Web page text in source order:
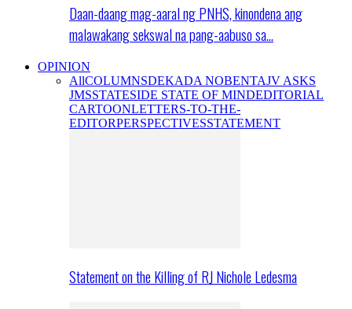
Daan-daang mag-aaral ng PNHS, kinondena ang
malawakang sekswal na pang-aabuso sa…
OPINION
AllCOLUMNSDEKADA NOBENTAJV ASKS
JMSSTATESIDE STATE OF MINDEDITORIAL
CARTOONLETTERS-TO-THE-
EDITORPERSPECTIVESSTATEMENT
Statement on the Killing of RJ Nichole Ledesma